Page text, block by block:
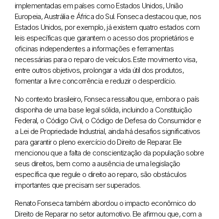
implementadas em países como Estados Unidos, União
Europeia, Austrália e África do Sul. Fonseca destacou que, nos
Estados Unidos, por exemplo, já existem quatro estados com
leis específicas que garantem o acesso dos proprietários e
oficinas independentes a informações e ferramentas
necessárias para o reparo de veículos. Este movimento visa,
entre outros objetivos, prolongar a vida útil dos produtos,
fomentar a livre concorrência e reduzir o desperdício.
No contexto brasileiro, Fonseca ressaltou que, embora o país
disponha de uma base legal sólida, incluindo a Constituição
Federal, o Código Civil, o Código de Defesa do Consumidor e
a Lei de Propriedade Industrial, ainda há desafios significativos
para garantir o pleno exercício do Direito de Reparar. Ele
mencionou que a falta de conscientização da população sobre
seus direitos, bem como a ausência de uma legislação
específica que regule o direito ao reparo, são obstáculos
importantes que precisam ser superados.
Renato Fonseca também abordou o impacto econômico do
Direito de Reparar no setor automotivo. Ele afirmou que, com a